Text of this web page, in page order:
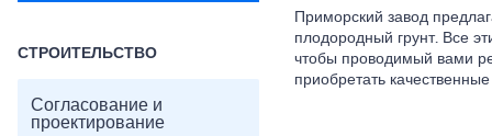
СТРОИТЕЛЬСТВО
Согласование и
проектирование
Приморский завод
плодородный грунт. Все
чтобы проводимый вами
приобретать